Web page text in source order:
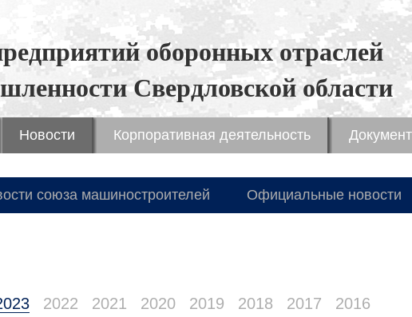
оборонных отраслей
Свердловской области
Новости Корпоративная деятельность
союза машиностроителей Официальные новости
2022 2021 2020 2019 2018 2017 2016